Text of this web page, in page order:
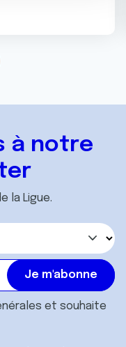
leur avez fournies
utilisation de leurs
à notre
la Ligue.
et souhaite